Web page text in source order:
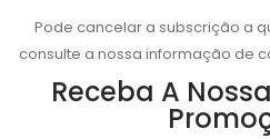
Pode cancelar a subscrição a
consulte a nossa informação de
Receba A